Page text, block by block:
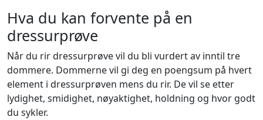
Hva du kan forvente på en
dressurprøve
Når du rir dressurprøve vil du bli vurdert av inntil tre
dommere. Dommerne vil gi deg en poengsum på hvert
element i dressurprøven mens du rir. De vil se etter
lydighet, smidighet, nøyaktighet, holdning og hvor godt
du sykler.